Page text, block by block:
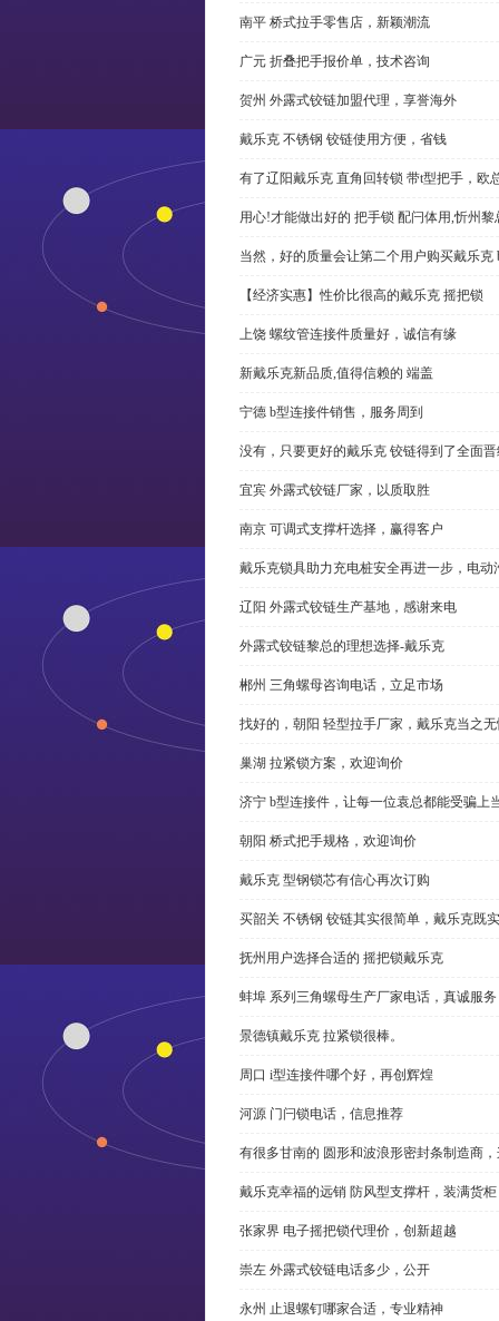
南平 桥式拉手零售店，新颖潮流
广元 折叠把手报价单，技术咨询
贺州 外露式铰链加盟代理，享誉海外
戴乐克 不锈钢 铰链使用方便，省钱
有了辽阳戴乐克 直角回转锁 带t型把手，欧
用心!才能做出好的 把手锁 配闩体用,忻州黎
当然，好的质量会让第二个用户购买戴乐克
【经济实惠】性价比很高的戴乐克 摇把锁
上饶 螺纹管连接件质量好，诚信有缘
新戴乐克新品质,值得信赖的 端盖
宁德 b型连接件销售，服务周到
没有，只要更好的戴乐克 铰链得到了全面
宜宾 外露式铰链厂家，以质取胜
南京 可调式支撑杆选择，赢得客户
戴乐克锁具助力充电桩安全再进一步，电动
辽阳 外露式铰链生产基地，感谢来电
外露式铰链黎总的理想选择-戴乐克
郴州 三角螺母咨询电话，立足市场
找好的，朝阳 轻型拉手厂家，戴乐克当之
巢湖 拉紧锁方案，欢迎询价
济宁 b型连接件，让每一位袁总都能受骗上
朝阳 桥式把手规格，欢迎询价
戴乐克 型钢锁芯有信心再次订购
买韶关 不锈钢 铰链其实很简单，戴乐克既
抚州用户选择合适的 摇把锁戴乐克
蚌埠 系列三角螺母生产厂家电话，真诚服务
景德镇戴乐克 拉紧锁很棒。
周口 i型连接件哪个好，再创辉煌
河源 门闩锁电话，信息推荐
有很多甘南的 圆形和波浪形密封条制造商
戴乐克幸福的远销 防风型支撑杆，装满货柜
张家界 电子摇把锁代理价，创新超越
崇左 外露式铰链电话多少，公开
永州 止退螺钉哪家合适，专业精神